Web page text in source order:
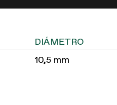
DIÁMETRO
10,5 mm